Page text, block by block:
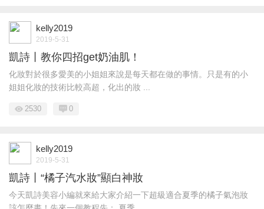
kelly2019
2019-5-31
凱詩丨教你四招get奶油肌！
化妝對於很多愛美的小姐姐來說是每天都在做的事情。只是有的小
姐姐化妝的技術比較高超，化出的妝 ...
2530 0
kelly2019
2019-5-31
凱詩丨“橘子汽水妝”顯白神妝
今天凱詩美容小編就來給大家介紹一下超級適合夏季的橘子氣泡妝